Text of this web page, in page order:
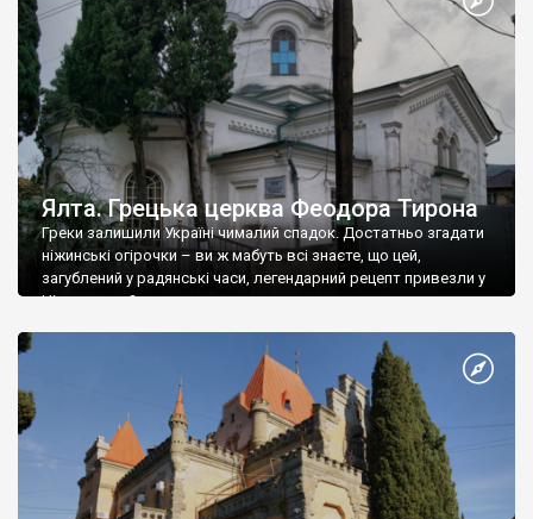
Ялта. Грецька церква Феодора Тирона
Греки залишили Україні чималий спадок. Достатньо згадати
ніжинські огірочки – ви ж мабуть всі знаєте, що цей,
загублений у радянські часи, легендарний рецепт привезли у
Ніжин греки?